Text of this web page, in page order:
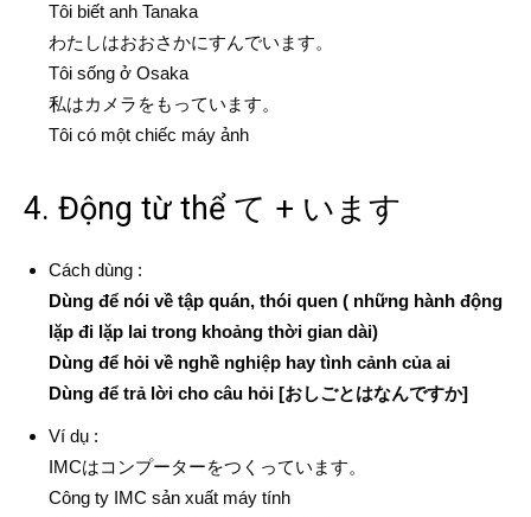
Tôi biết anh Tanaka
わたしはおおさかにすんでいます。
Tôi sống ở Osaka
私はカメラをもっています。
Tôi có một chiếc máy ảnh
4. Động từ thể て + います
Cách dùng :
Dùng để nói về tập quán, thói quen ( những hành động
lặp đi lặp lai trong khoảng thời gian dài)
Dùng để hỏi về nghề nghiệp hay tình cảnh của ai
Dùng để trả lời cho câu hỏi [おしごとはなんですか]
Ví dụ :
IMCはコンプーターをつくっています。
Công ty IMC sản xuất máy tính